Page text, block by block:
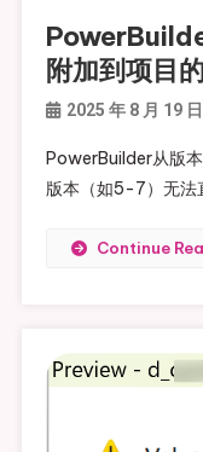
附加到项目
2025 年 8 月 19 日
PowerBuilder从‌版
版本（如5-7）无法
Continue